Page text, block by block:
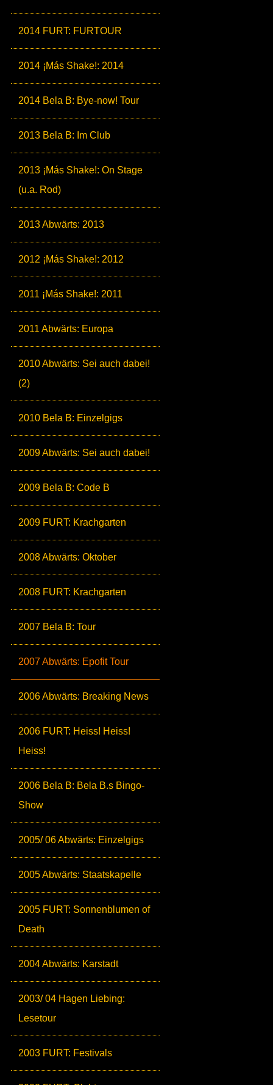
2014 FURT: FURTOUR
2014 ¡Más Shake!: 2014
2014 Bela B: Bye-now! Tour
2013 Bela B: Im Club
2013 ¡Más Shake!: On Stage
(u.a. Rod)
2013 Abwärts: 2013
2012 ¡Más Shake!: 2012
2011 ¡Más Shake!: 2011
2011 Abwärts: Europa
2010 Abwärts: Sei auch dabei!
(2)
2010 Bela B: Einzelgigs
2009 Abwärts: Sei auch dabei!
2009 Bela B: Code B
2009 FURT: Krachgarten
2008 Abwärts: Oktober
2008 FURT: Krachgarten
2007 Bela B: Tour
2007 Abwärts: Epofit Tour
2006 Abwärts: Breaking News
2006 FURT: Heiss! Heiss!
Heiss!
2006 Bela B: Bela B.s Bingo-
Show
2005/ 06 Abwärts: Einzelgigs
2005 Abwärts: Staatskapelle
2005 FURT: Sonnenblumen of
Death
2004 Abwärts: Karstadt
2003/ 04 Hagen Liebing:
Lesetour
2003 FURT: Festivals